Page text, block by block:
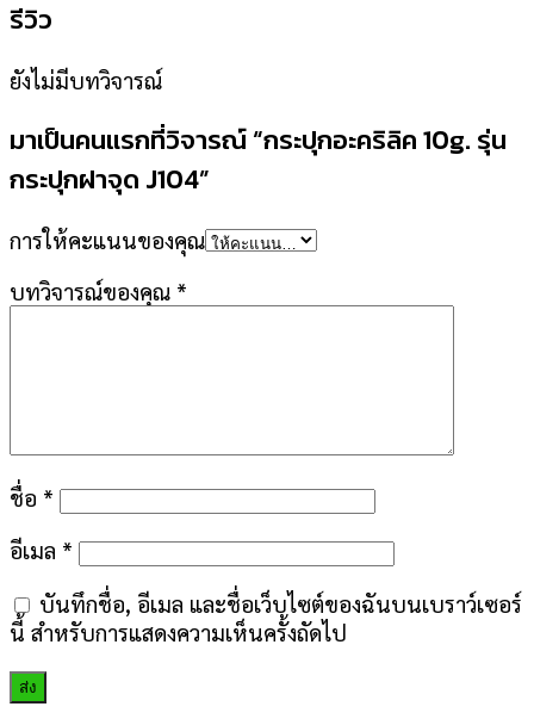
รีวิว
ยังไม่มีบทวิจารณ์
มาเป็นคนแรกที่วิจารณ์ “กระปุกอะคริลิค 10g. รุ่น
กระปุกฝาจุด J104”
การให้คะแนนของคุณ
บทวิจารณ์ของคุณ *
ชื่อ *
อีเมล *
บันทึกชื่อ, อีเมล และชื่อเว็บไซต์ของฉันบนเบราว์เซอร์
นี้ สำหรับการแสดงความเห็นครั้งถัดไป